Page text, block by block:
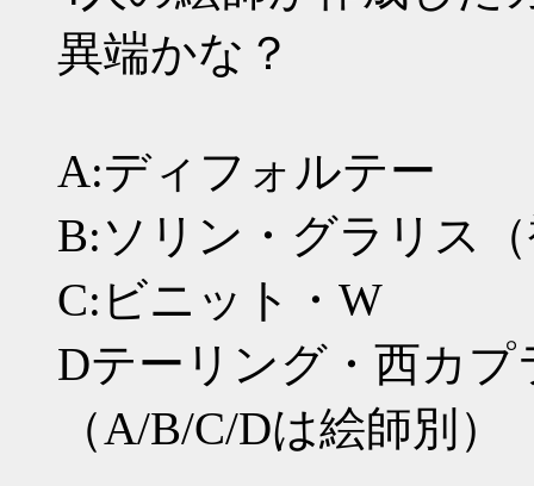
異端かな？
A:ディフォルテー
B:ソリン・グラリス
C:ビニット・W
Dテーリング・西カプ
（A/B/C/Dは絵師別）